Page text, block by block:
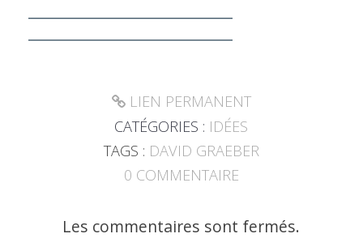
LIEN PERMANENT
CATÉGORIES : IDÉES
TAGS : DAVID GRAEBER
0 COMMENTAIRE
Les commentaires sont fermés.